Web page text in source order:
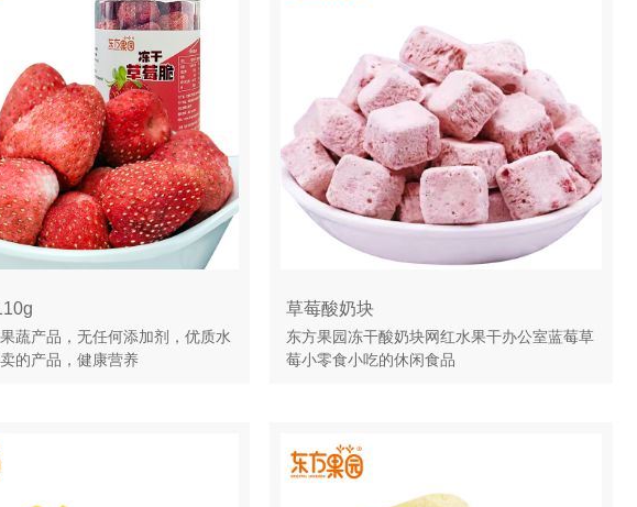
蔬产品，无任何添加剂，优质水
的产品，健康营养
草莓酸奶块
东方果园冻干酸奶块网红水果干办公室蓝莓草
莓小零食小吃的休闲食品